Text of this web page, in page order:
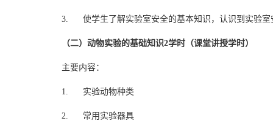
3. 使学生了解实验室安全的基本知识，认识到实验室
（二）动物实验的基础知识2学时（课堂讲授学时）
主要内容：
1. 实验动物种类
2. 常用实验器具